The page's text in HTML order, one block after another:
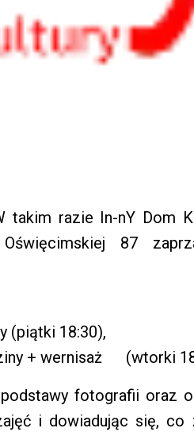
takim razie In-nY Dom
87
(piątki 18:30),
+ wernisaż (wtorki
fotografii oraz
i dowiadując się, co